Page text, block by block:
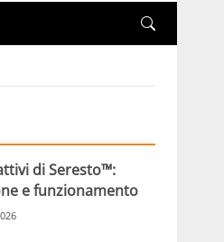
di Seresto™:
e funzionamento